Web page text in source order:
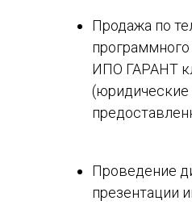
Продажа по
ИПО ГАРАНТ
(юридические
Проведение
презентации